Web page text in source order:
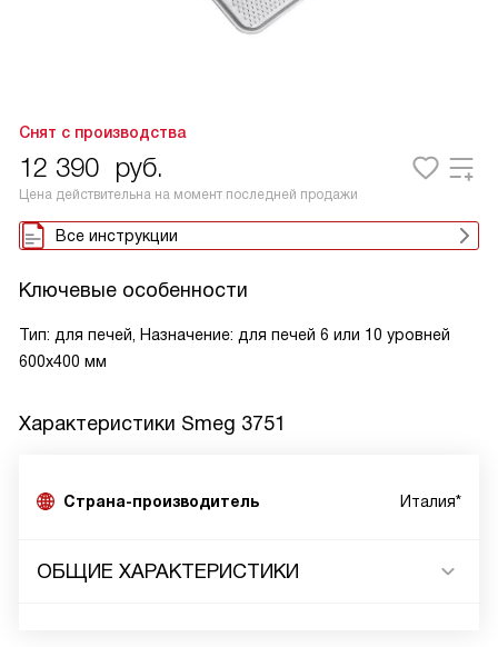
Снят с производства
12 390 руб.
Цена действительна на момент последней продажи
Все инструкции
Ключевые особенности
Тип: для печей, Назначение: для печей 6 или 10 уровней
600x400 мм
Характеристики Smeg 3751
Страна-производитель Италия*
ОБЩИЕ ХАРАКТЕРИСТИКИ